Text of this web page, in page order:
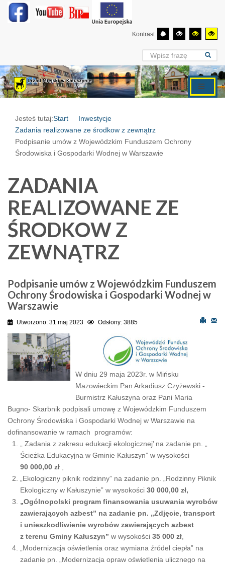
Kontrast
Jesteś tutaj:Start
Inwestycje
Zadania realizowane ze środkow z zewnątrz
Podpisanie umów z Wojewódzkim Funduszem Ochrony
Środowiska i Gospodarki Wodnej w Warszawie
ZADANIA
REALIZOWANE ZE
ŚRODKOW Z
ZEWNĄTRZ
Podpisanie umów z Wojewódzkim Funduszem
Ochrony Środowiska i Gospodarki Wodnej w
Warszawie
Utworzono: 31 maj 2023 Odsłony: 3885
W dniu 29 maja 2023r. w Mińsku
Mazowieckim Pan Arkadiusz Czyżewski -
Burmistrz Kałuszyna oraz Pani Maria
Bugno- Skarbnik podpisali umowę z Wojewódzkim Funduszem
Ochrony Środowiska i Gospodarki Wodnej w Warszawie na
dofinansowanie w ramach programów:
„ Zadania z zakresu edukacji ekologicznej’ na zadanie pn. „
Ścieżka Edukacyjna w Gminie Kałuszyn” w wysokości
90 000,00 zł
„Ekologiczny piknik rodzinny” na zadanie pn. „Rodzinny Piknik
Ekologiczny w Kałuszynie” w wysokości 30 000,00 zł,
„Ogólnopolski program finansowania usuwania wyrobów
zawierających azbest” na zadanie pn. „Zdjęcie, transport
i unieszkodliwienie wyrobów zawierających azbest
z terenu Gminy Kałuszyn” w wysokości 35 000 zł
„Modernizacja oświetlenia oraz wymiana źródeł ciepła” na
zadanie pn. „Modernizacja opraw oświetlenia ulicznego na